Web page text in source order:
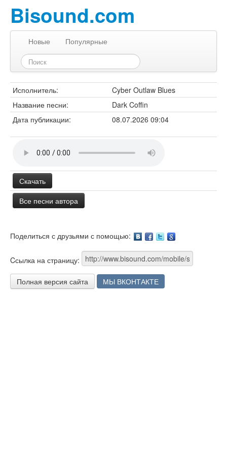
Bisound.com
Новые Популярные
Исполнитель:
Cyber Outlaw Blues
Название песни:
Dark Coffin
Дата публикации:
08.07.2026 09:04
Скачать
Все песни автора
Поделиться с друзьями с помощью:
Cсылка на страницу:
Полная версия сайта МЫ ВКОНТАКТЕ